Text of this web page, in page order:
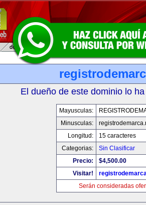
El dueño de este dominio lo
Mayusculas:
Minusculas:
Longitud:
15 caracteres
Categorias:
Sin Clasificar
Precio:
$4,500.00
Visitar!
Serán consideradas